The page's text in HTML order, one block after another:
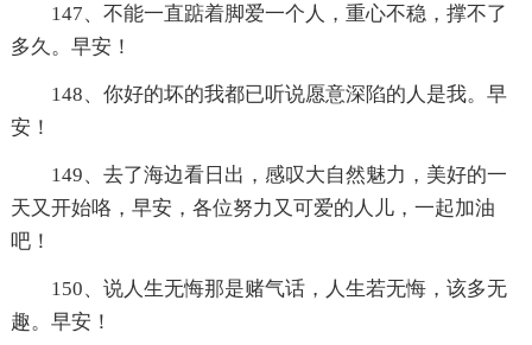
147、不能一直踮着脚爱一个人，重心不稳，撑不了
多久。早安！
148、你好的坏的我都已听说愿意深陷的人是我。早
安！
149、去了海边看日出，感叹大自然魅力，美好的一
天又开始咯，早安，各位努力又可爱的人儿，一起加油
吧！
150、说人生无悔那是赌气话，人生若无悔，该多无
趣。早安！